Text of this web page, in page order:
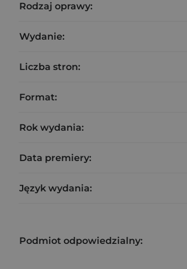
Rodzaj oprawy:
Wydanie:
Liczba stron:
Format:
Rok wydania:
Data premiery:
Język wydania:
Podmiot odpowiedzialny: